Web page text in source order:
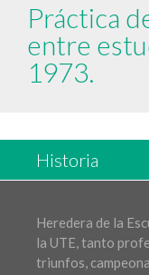
Práctica
entre
1973.
Historia
Heredera de la
la UTE, tanto
triunfos,